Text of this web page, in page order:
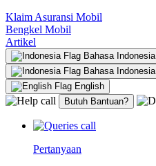
Klaim Asuransi Mobil
Bengkel Mobil
Artikel
Bahasa Indonesia
Bahasa Indonesia
English
Butuh Bantuan?
Pertanyaan